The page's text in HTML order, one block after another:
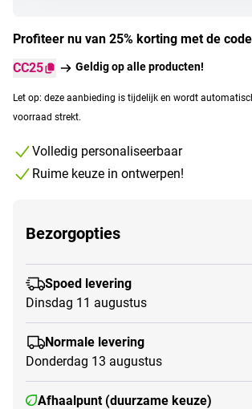
Profiteer nu van 25% korting met de
CC25
Geldig op alle producten!
Let op: deze aanbieding is tijdelijk en wordt
voorraad strekt.
Volledig personaliseerbaar
Ruime keuze in ontwerpen!
Bezorgopties
Spoed levering
Dinsdag 11 augustus
Normale levering
Donderdag 13 augustus
Afhaalpunt (duurzame keuze)